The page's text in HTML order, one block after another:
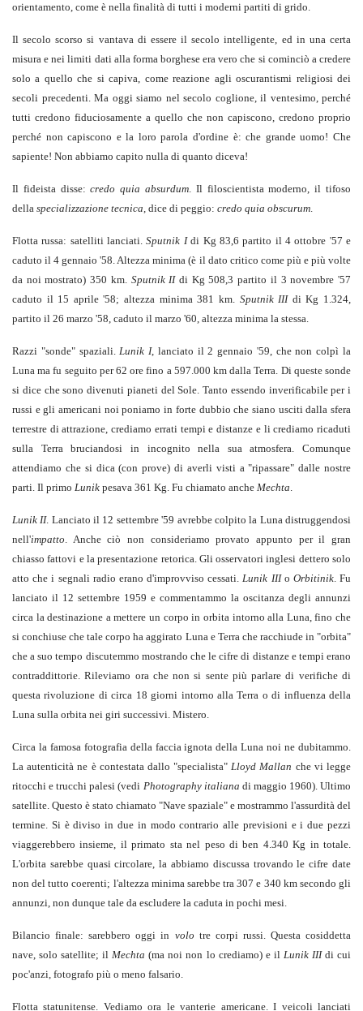
orientamento, come è nella finalità di tutti i moderni partiti di grido.
Il secolo scorso si vantava di essere il secolo intelligente, ed in una certa
misura e nei limiti dati alla forma borghese era vero che si cominciò a credere
solo a quello che si capiva, come reazione agli oscurantismi religiosi dei
secoli precedenti. Ma oggi siamo nel secolo coglione, il ventesimo, perché
tutti credono fiduciosamente a quello che non capiscono, credono proprio
perché non capiscono e la loro parola d'ordine è: che grande uomo! Che
sapiente! Non abbiamo capito nulla di quanto diceva!
Il fideista disse:credo quia absurdum. Il filoscientista moderno, il tifoso
della specializzazione tecnica, dice di peggio: credo quia obscurum.
Flotta russa: satelliti lanciati.Sputnik Idi Kg 83,6 partito il 4 ottobre '57 e
caduto il 4 gennaio '58. Altezza minima (è il dato critico come più e più volte
da noi mostrato) 350 km. Sputnik IIdi Kg 508,3 partito il 3 novembre '57
caduto il 15 aprile '58; altezza minima 381 km. Sputnik IIIdi Kg 1.324,
partito il 26 marzo '58, caduto il marzo '60, altezza minima la stessa.
Razzi "sonde" spaziali.Lunik I, lanciato il 2 gennaio '59, che non colpì la
Luna ma fu seguito per 62 ore fino a 597.000 km dalla Terra. Di queste sonde
si dice che sono divenuti pianeti del Sole. Tanto essendo inverificabile per i
russi e gli americani noi poniamo in forte dubbio che siano usciti dalla sfera
terrestre di attrazione, crediamo errati tempi e distanze e li crediamo ricaduti
sulla Terra bruciandosi in incognito nella sua atmosfera. Comunque
attendiamo che si dica (con prove) di averli visti a "ripassare" dalle nostre
parti. Il primo Lunik pesava 361 Kg. Fu chiamato anche Mechta.
Lunik II. Lanciato il 12 settembre '59 avrebbe colpito la Luna distruggendosi
nell'impatto. Anche ciò non consideriamo provato appunto per il gran
chiasso fattovi e la presentazione retorica. Gli osservatori inglesi dettero solo
atto che i segnali radio erano d'improvviso cessati.Lunik IIIo Orbitinik. Fu
lanciato il 12 settembre 1959 e commentammo la oscitanza degli annunzi
circa la destinazione a mettere un corpo in orbita intorno alla Luna, fino che
si conchiuse che tale corpo ha aggirato Luna e Terra che racchiude in "orbita"
che a suo tempo discutemmo mostrando che le cifre di distanze e tempi erano
contraddittorie. Rileviamo ora che non si sente più parlare di verifiche di
questa rivoluzione di circa 18 giorni intorno alla Terra o di influenza della
Luna sulla orbita nei giri successivi. Mistero.
Circa la famosa fotografia della faccia ignota della Luna noi ne dubitammo.
La autenticità ne è contestata dallo "specialista"Lloyd Mallan che vi legge
ritocchi e trucchi palesi (vedi Photography italiana di maggio 1960). Ultimo
satellite. Questo è stato chiamato "Nave spaziale" e mostrammo l'assurdità del
termine. Si è diviso in due in modo contrario alle previsioni e i due pezzi
viaggerebbero insieme, il primato sta nel peso di ben 4.340 Kg in totale.
L'orbita sarebbe quasi circolare, la abbiamo discussa trovando le cifre date
non del tutto coerenti; l'altezza minima sarebbe tra 307 e 340 km secondo gli
annunzi, non dunque tale da escludere la caduta in pochi mesi.
Bilancio finale: sarebbero oggi in volo tre corpi russi. Questa cosiddetta
nave, solo satellite; ilMechta (ma noi non lo crediamo) e il Lunik IIIdi cui
poc'anzi, fotografo più o meno falsario.
Flotta statunitense. Vediamo ora le vanterie americane. I veicoli lanciati